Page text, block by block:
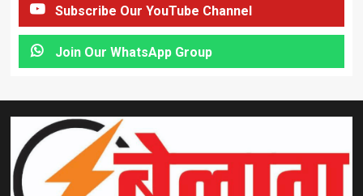
Subscribe Our YouTube Channel
Join Our WhatsApp Group